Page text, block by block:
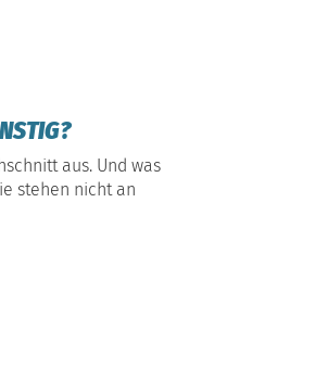
aus. Und was
stehen nicht an